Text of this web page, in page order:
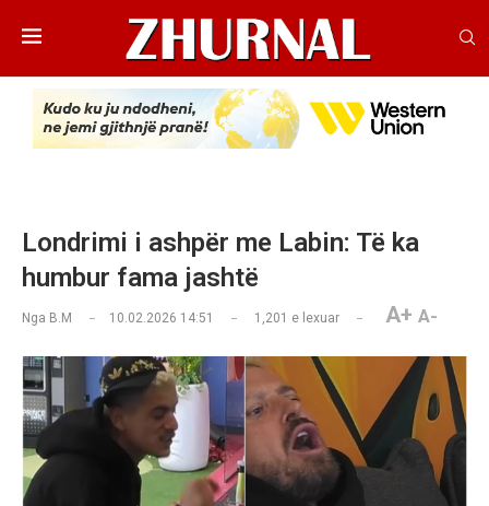
Londrimi i ashpër me Labin: Të ka
humbur fama jashtë
Nga B.M 10.02.2026 14:51 1,201 e lexuar A+ A-